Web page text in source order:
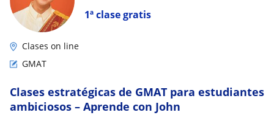
1ª clase gratis
Clases on line
GMAT
Clases estratégicas de GMAT para estudiantes
ambiciosos – Aprende con John